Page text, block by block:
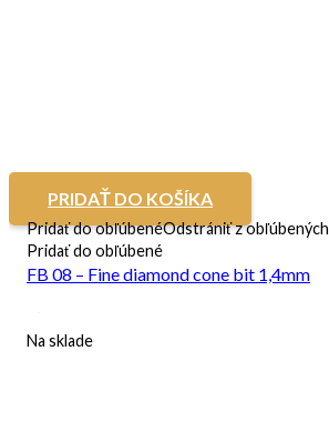
PRIDAŤ DO KOŠÍKA
Pridať do obľúbenéOdstrániť z obľúbených
Pridať do obľúbené
FB 08 – Fine diamond cone bit 1,4mm
Na sklade